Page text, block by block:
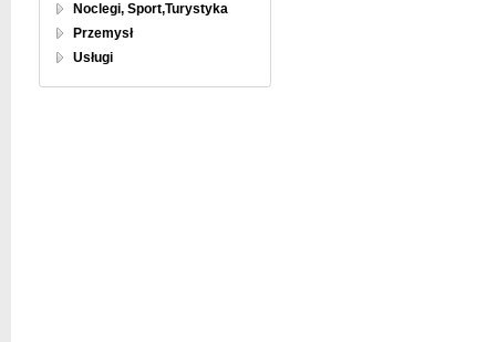
Noclegi, Sport,Turystyka
Przemysł
Usługi